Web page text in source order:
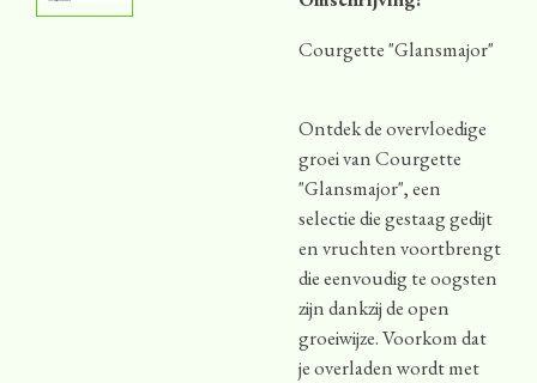
Courgette "Glansmajor"
Ontdek de overvloedige
groei van Courgette
"Glansmajor", een
selectie die gestaag gedijt
en vruchten voortbrengt
die eenvoudig te oogsten
zijn dankzij de open
groeiwijze. Voorkom dat
je overladen wordt met